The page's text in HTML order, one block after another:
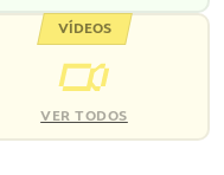
VÍDEOS
VER TODOS